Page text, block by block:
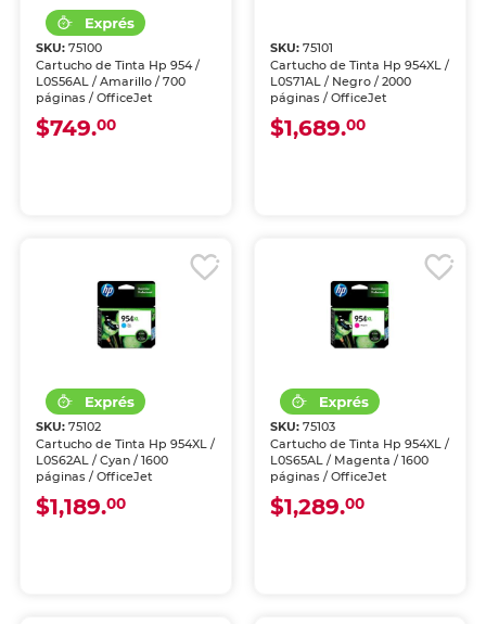
SKU:75100
Cartucho de Tinta Hp 954 /
L0S56AL / Amarillo / 700
páginas / OfficeJet
$749.00
SKU: 75101
Cartucho de Tinta Hp 954XL /
L0S71AL / Negro / 2000
páginas / OfficeJet
$1,689.00
SKU:75102
Cartucho de Tinta Hp 954XL /
L0S62AL / Cyan / 1600
páginas / OfficeJet
$1,189.00
SKU: 75103
Cartucho de Tinta Hp 954XL /
L0S65AL / Magenta / 1600
páginas / OfficeJet
$1,289.00